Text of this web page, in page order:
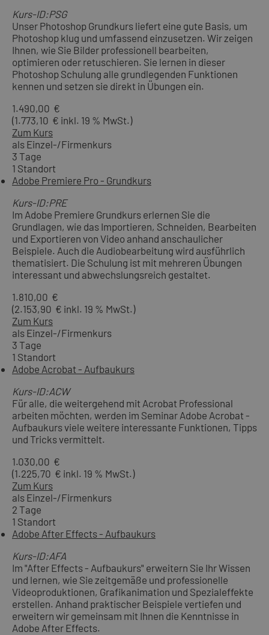
Kurs-ID:PSG
Unser Photoshop Grundkurs liefert eine gute Basis, um
Photoshop klug und umfassend einzusetzen. Wir zeigen
Ihnen, wie Sie Bilder professionell bearbeiten,
optimieren oder retuschieren. Sie lernen in dieser
Photoshop Schulung alle grundlegenden Funktionen
kennen und setzen sie direkt in Übungen ein.
1.490,00 €
(1.773,10 € inkl. 19 % MwSt.)
Zum Kurs
als Einzel-/Firmenkurs
3 Tage
1 Standort
Adobe Premiere Pro - Grundkurs
Kurs-ID:PRE
Im Adobe Premiere Grundkurs erlernen Sie die
Grundlagen, wie das Importieren, Schneiden, Bearbeiten
und Exportieren von Video anhand anschaulicher
Beispiele. Auch die Audiobearbeitung wird ausführlich
thematisiert. Die Schulung ist mit mehreren Übungen
interessant und abwechslungsreich gestaltet.
1.810,00 €
(2.153,90 € inkl. 19 % MwSt.)
Zum Kurs
als Einzel-/Firmenkurs
3 Tage
1 Standort
Adobe Acrobat - Aufbaukurs
Kurs-ID:ACW
Für alle, die weitergehend mit Acrobat Professional
arbeiten möchten, werden im Seminar Adobe Acrobat -
Aufbaukurs viele weitere interessante Funktionen, Tipps
und Tricks vermittelt.
1.030,00 €
(1.225,70 € inkl. 19 % MwSt.)
Zum Kurs
als Einzel-/Firmenkurs
2 Tage
1 Standort
Adobe After Effects - Aufbaukurs
Kurs-ID:AFA
Im "After Effects - Aufbaukurs" erweitern Sie Ihr Wissen
und lernen, wie Sie zeitgemäße und professionelle
Videoproduktionen, Grafikanimation und Spezialeffekte
erstellen. Anhand praktischer Beispiele vertiefen und
erweitern wir gemeinsam mit Ihnen die Kenntnisse in
Adobe After Effects.